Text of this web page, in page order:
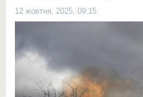
12 жовтня, 2025, 09:15